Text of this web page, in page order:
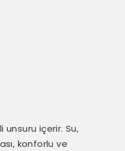
içerir. Su,
konforlu ve